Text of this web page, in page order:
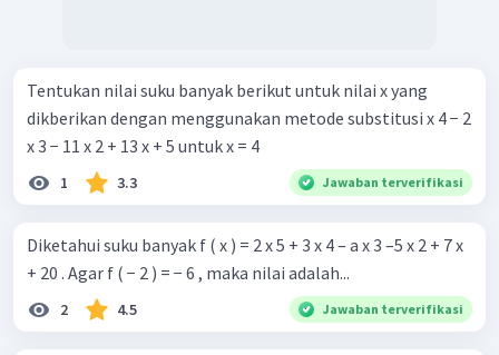
Tentukan nilai suku banyak berikut untuk nilai x yang
dikberikan dengan menggunakan metode substitusi x 4 − 2
x 3 − 11 x 2 + 13 x + 5 untuk x = 4
1 3.3 Jawaban terverifikasi
Diketahui suku banyak f ( x ) = 2 x 5 + 3 x 4 – a x 3 –5 x 2 + 7 x
+ 20 . Agar f ( − 2 ) = − 6 , maka nilai adalah...
2 4.5 Jawaban terverifikasi